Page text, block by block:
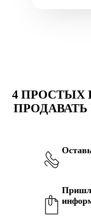
4 ПРОСТЫХ